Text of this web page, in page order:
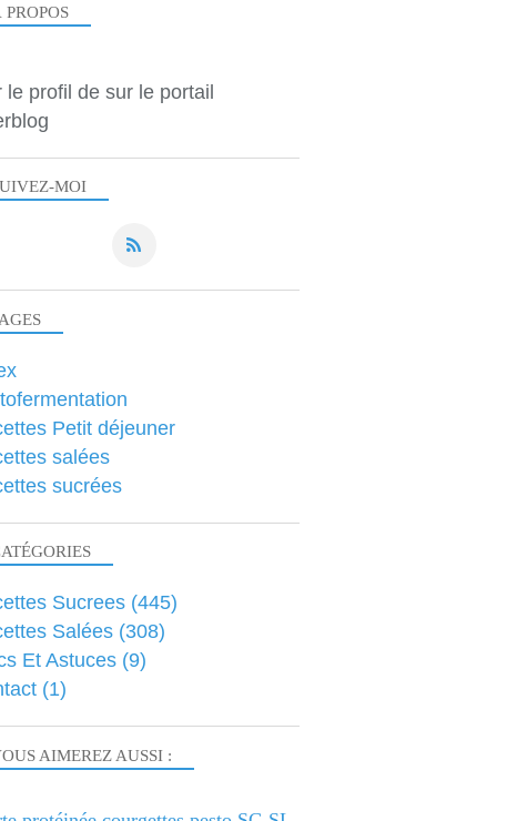
MOI
PROPOS
le profil de sur le portail
AIMEREZ AUSSI :
Petit déjeuner
salées
sucrées
Sucrees (445)
Salées (308)
Et Astuces (9)
(1)